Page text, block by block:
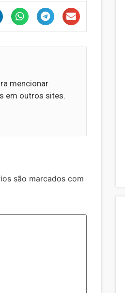
mencionar
em outros sites.
são marcados com